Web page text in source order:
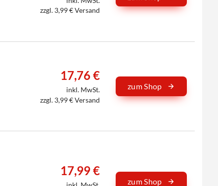
zzgl. 3,99 € Versand
17,76 €
inkl. MwSt.
zzgl. 3,99 € Versand
zum Shop
17,99 €
zum Shop